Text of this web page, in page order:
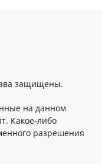
защищены.
на данном
Какое-либо
разрешения